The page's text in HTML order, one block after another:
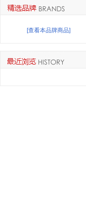
[查看本品牌商品]